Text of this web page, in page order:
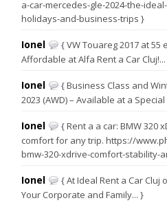
a-car-mercedes-gle-2024-the-
holidays-and-business-trips }
Ionel
{ VW Touareg 2017 at 55
Affordable at Alfa Rent a Car
Ionel
{ Business Class and
2023 (AWD) – Available at a Special
Ionel
{ Rent a a car: BMW 320
comfort for any trip. https://
bmw-320-xdrive-comfort-stability-
Ionel
{ At Ideal Rent a Car Cluj
Your Corporate and Family... }